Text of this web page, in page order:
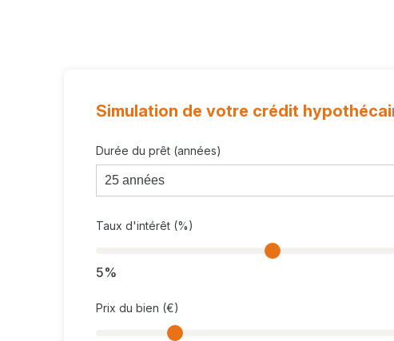
Orientation terrasse
Frais de notaire
Simulation de votre crédit
Durée du prêt (années)
Taux d'intérêt (%)
5%
Prix du bien (€)